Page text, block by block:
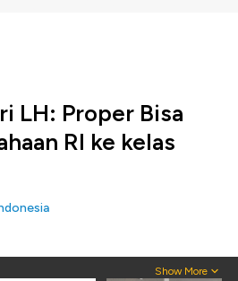
LH: Proper Bisa
RI ke kelas
Show More